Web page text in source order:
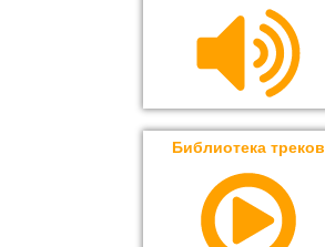
Библиотека треков